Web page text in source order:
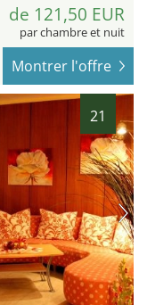
de 121,50 EUR
par chambre et nuit
Montrer l'offre
21